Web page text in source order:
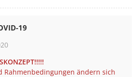
19
Rahmenbedingungen ändern sich